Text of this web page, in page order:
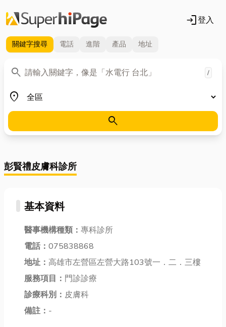
login登入
關鍵字搜尋 電話 進階 產品 地址
search
關鍵字 /
place
地區
search
彭賢禮皮膚科診所
基本資料
醫事機構種類： 專科診所
電話： 075838868
地址： 高雄市左營區左營大路103號一．二．三樓
服務項目： 門診診療
診療科別： 皮膚科
備註： -